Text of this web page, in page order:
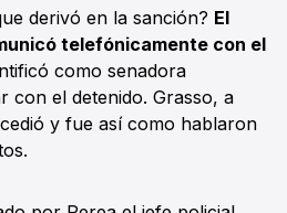
derivó en la sanción? El
telefónicamente con el
como senadora
con el detenido. Grasso, a
y fue así como hablaron